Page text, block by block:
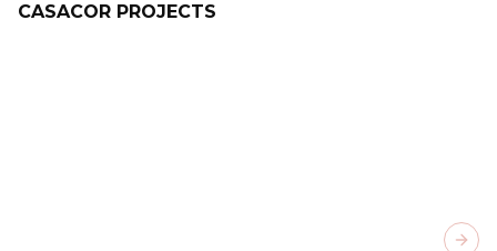
CASACOR PROJECTS